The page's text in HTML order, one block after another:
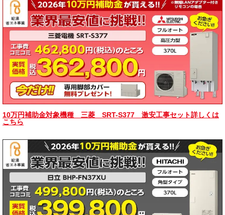
10万円補助金対象機種 三菱 SRT-S377 激安工事セット詳しくは
こちら